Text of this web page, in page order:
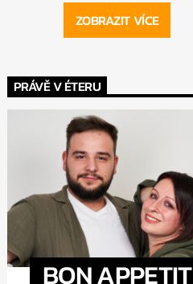
ZOBRAZIT VÍCE
PRÁVĚ V ÉTERU
BON APPETIT